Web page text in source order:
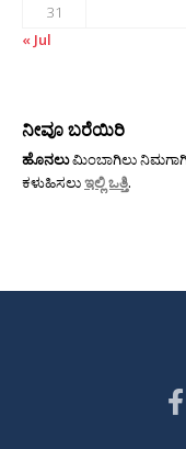
31
« Jul
ನೀವೂ ಬರೆಯಿರಿ
ಹೊನಲುಮಿಂಬಾಗಿಲು ನಿಮಗಾಗಿ
ಕಳುಹಿಸಲುಇಲ್ಲಿ ಒತ್ತಿ.